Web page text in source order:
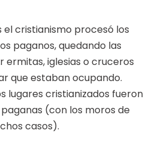
el cristianismo procesó los
paganos, quedando las
ermitas, iglesias o cruceros
que estaban ocupando.
lugares cristianizados fueron
(con los moros de
casos).